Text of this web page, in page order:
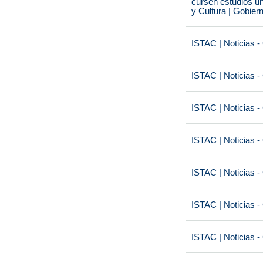
y Cultura |
ISTAC | Noticias
ISTAC | Noticias
ISTAC | Noticias
ISTAC | Noticias
ISTAC | Noticias
ISTAC | Noticias
ISTAC | Noticias